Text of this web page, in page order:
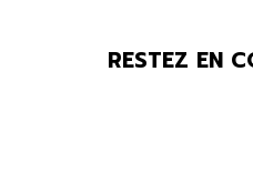
RESTEZ EN